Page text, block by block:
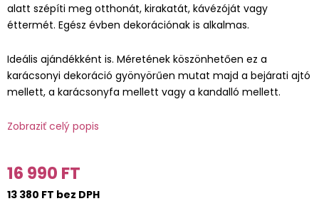
alatt szépíti meg otthonát, kirakatát, kávézóját vagy
éttermét. Egész évben dekorációnak is alkalmas.
Ideális ajándékként is. Méretének köszönhetően ez a
karácsonyi dekoráció gyönyörűen mutat majd a bejárati ajtó
mellett, a karácsonyfa mellett vagy a kandalló mellett.
Zobraziť celý popis
16 990 FT
13 380 FT bez DPH